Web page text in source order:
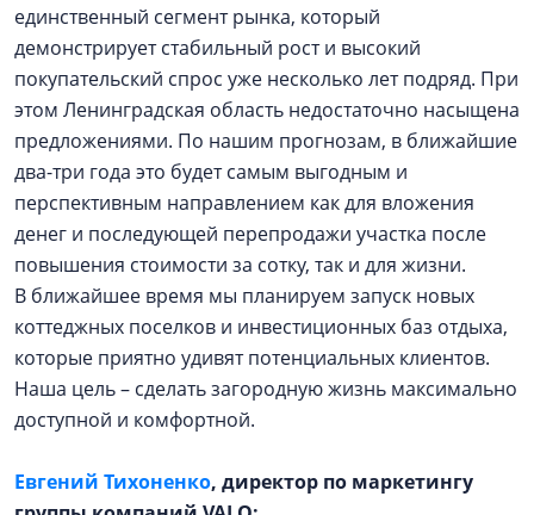
единственный сегмент рынка, который
демонстрирует стабильный рост и высокий
покупательский спрос уже несколько лет подряд. При
этом Ленинградская область недостаточно насыщена
предложениями. По нашим прогнозам, в ближайшие
два-три года это будет самым выгодным и
перспективным направлением как для вложения
денег и последующей перепродажи участка после
повышения стоимости за сотку, так и для жизни.
В ближайшее время мы планируем запуск новых
коттеджных поселков и инвестиционных баз отдыха,
которые приятно удивят потенциальных клиентов.
Наша цель – сделать загородную жизнь максимально
доступной и комфортной.
Евгений Тихоненко, директор по маркетингу